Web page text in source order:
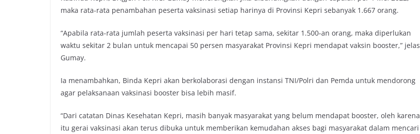
maka rata-rata penambahan peserta vaksinasi setiap harinya di Provinsi Kepri sebanyak 1.667 orang.
“Apabila rata-rata jumlah peserta vaksinasi per hari tetap sama, sekitar 1.500-an orang, maka diperlukan
waktu sekitar 2 bulan untuk mencapai 50 persen masyarakat Provinsi Kepri mendapat vaksin booster,” jelas
Gumay.
Ia menambahkan, Binda Kepri akan berkolaborasi dengan instansi TNI/Polri dan Pemda untuk mendorong
agar pelaksanaan vaksinasi booster bisa lebih masif.
“Dari catatan Dinas Kesehatan Kepri, masih banyak masyarakat yang belum mendapat booster, oleh karena
itu gerai vaksinasi akan terus dibuka untuk memberikan kemudahan akses bagi masyarakat dalam mencari